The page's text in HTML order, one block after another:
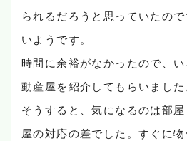
られるだろうと思っていたの
いようです。
時間に余裕がなかったので、
動産屋を紹介してもらいました
そうすると、気になるのは部
屋の対応の差でした。すぐに